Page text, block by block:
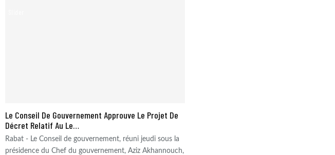
Le Conseil De Gouvernement Approuve Le Projet De
Décret Relatif Au Le…
Rabat - Le Conseil de gouvernement, réuni jeudi sous la
présidence du Chef du gouvernement, Aziz Akhannouch,